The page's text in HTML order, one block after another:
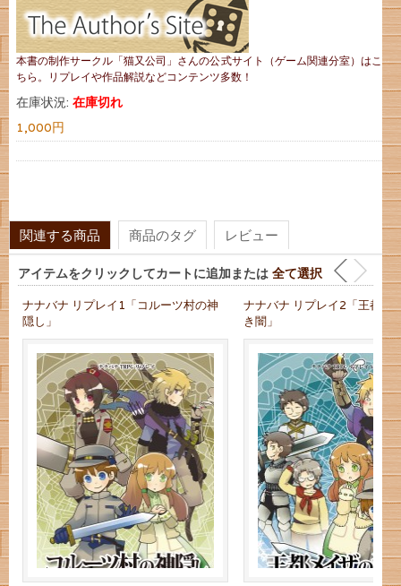
本書の制作サークル「猫又公司」さんの公式サイト（ゲーム関連分室）はこ
ちら。リプレイや作品解説などコンテンツ多数！
在庫状況:在庫切れ
1,000円
関連する商品 商品のタグ レビュー
アイテムをクリックしてカートに追加または 全て選択
ナナバナ リプレイ1「コルーツ村の神
隠し」
ナナバナ リプレイ2「王都メ
き闇」